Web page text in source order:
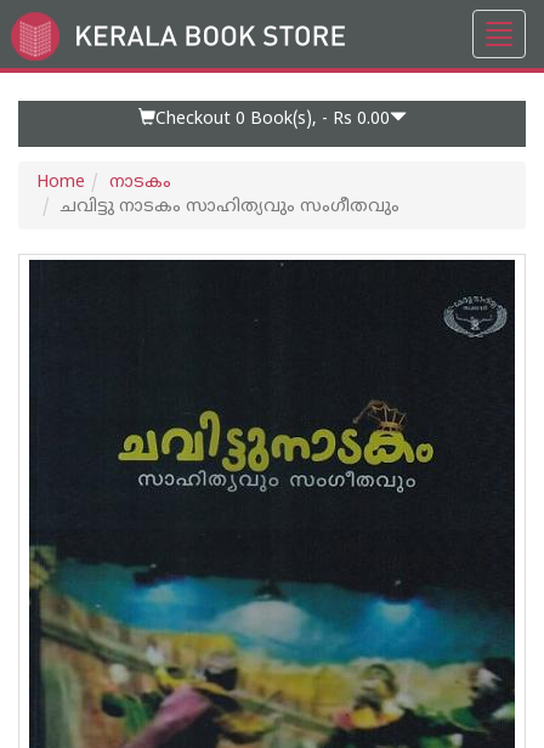
Go
to
Checkout 0 Book(s), - Rs 0.00
Home
നാടകം
ചവിട്ടു നാടകം സാഹിത്യവും സംഗീതവും